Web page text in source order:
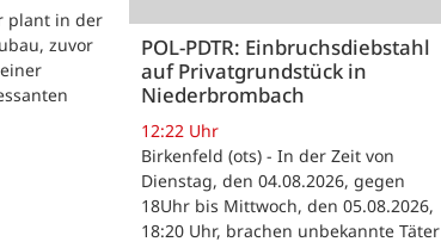
plant in der
zuvor
POL-PDTR: Einbruchsdiebstahl
auf Privatgrundstück in
Niederbrombach
12:22 Uhr
Birkenfeld (ots) - In der Zeit von
Dienstag, den 04.08.2026, gegen
18Uhr bis Mittwoch, den 05.08.2026,
18:20 Uhr, brachen unbekannte Täter